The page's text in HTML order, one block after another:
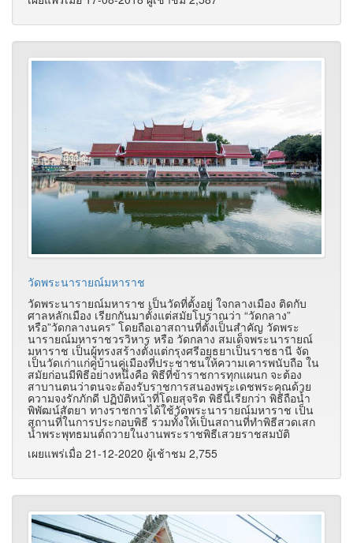
วัดพระนารายณ์มหาราช
วัดพระนารายณ์มหาราช เป็นวัดที่ตั้งอยู่ ใจกลางเมือง ติดกับ
ศาลหลักเมือง เรียกกันมาตั้งแต่สมัยโบราณว่า “วัดกลาง”
หรือ”วัดกลางนคร” โดยถือเอาสถานที่ตั้งเป็นสำคัญ วัดพระ
นารายณ์มหาราชวรวิหาร หรือ วัดกลาง สมเด็จพระนารายณ์
มหาราช เป็นผู้ทรงสร้างตั้งแต่กรุงศรีอยุธยาเป็นราชธานี จัด
เป็นวัดเก่าแก่คู่บ้านคู่เมืองที่ประชาชนให้ความเคารพนับถือ ใน
สมัยก่อนมีพิธีอย่างหนึ่งคือ พิธีที่ข้าราชการทุกแผนก จะต้อง
สาบานตนว่าตนจะต้องรับราชการสนองพระเดชพระคุณด้วย
ความจงรักภักดี ปฏิบัติหน้าที่โดยสุจริต พิธีนี้เรียกว่า พิธีถือน้ำ
พิพัฒน์สัตยา ทางราชการได้ใช้วัดพระนารายณ์มหาราช เป็น
สถานที่ในการประกอบพิธี รวมทั้งให้เป็นสถานที่ทำพิธีสวดเสก
น้ำพระพุทธมนต์ถวายในงานพระราชพิธีเสวยราชสมบัติ
เผยแพร่เมื่อ 21-12-2020 ผู้เช้าชม 2,755